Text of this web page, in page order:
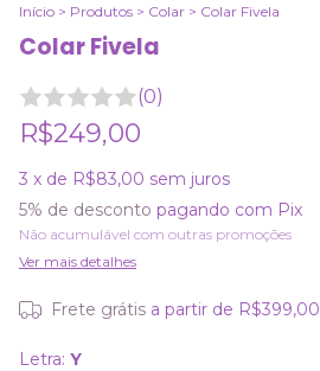
Início > Produtos > Colar > Colar Fivela
Colar Fivela
(0)
R$249,00
3 x de R$83,00 sem juros
5% de desconto pagando com Pix
Não acumulável com outras promoções
Ver mais detalhes
Frete grátis a partir de R$399,00
Letra: Y